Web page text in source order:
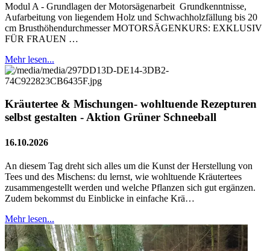
Modul A - Grundlagen der Motorsägenarbeit Grundkenntnisse,
Aufarbeitung von liegendem Holz und Schwachholzfällung bis 20
cm Brusthöhendurchmesser MOTORSÄGENKURS: EXKLUSIV
FÜR FRAUEN …
Mehr lesen...
Kräutertee & Mischungen- wohltuende Rezepturen
selbst gestalten - Aktion Grüner Schneeball
16.10.2026
An diesem Tag dreht sich alles um die Kunst der Herstellung von
Tees und des Mischens: du lernst, wie wohltuende Kräutertees
zusammengestellt werden und welche Pflanzen sich gut ergänzen.
Zudem bekommst du Einblicke in einfache Krä…
Mehr lesen...